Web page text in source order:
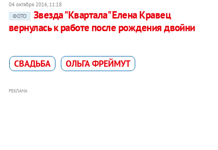
04 октября 2016, 11:18
ФОТО
Звезда "Квартала" Елена Кравец
вернулась к работе после рождения двойни
СВАДЬБА ОЛЬГА ФРЕЙМУТ
РЕКЛАМА